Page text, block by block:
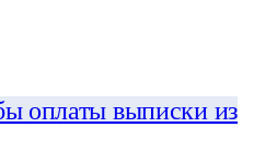
оплаты выписки из